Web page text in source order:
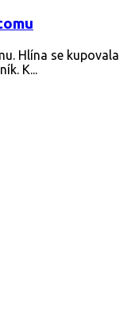
Hlína se kupovala
K...